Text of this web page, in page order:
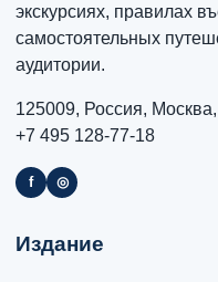
экскурсиях, правилах
самостоятельных
аудитории.
125009, Россия,
+7 495 128-77-18
f ◎
Издание